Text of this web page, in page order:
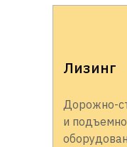
Лизинг
Дорожно-
и